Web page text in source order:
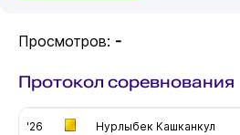
Просмотров: -
Протокол соревнования
'26 Нурлыбек Кашканкул